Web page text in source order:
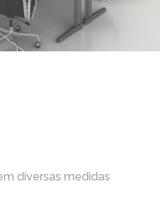
diversas medidas